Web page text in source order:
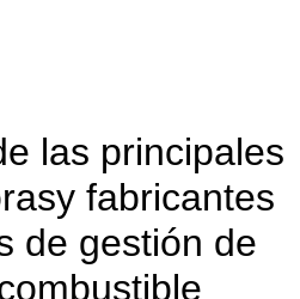
las principales
fabricantes
de gestión de